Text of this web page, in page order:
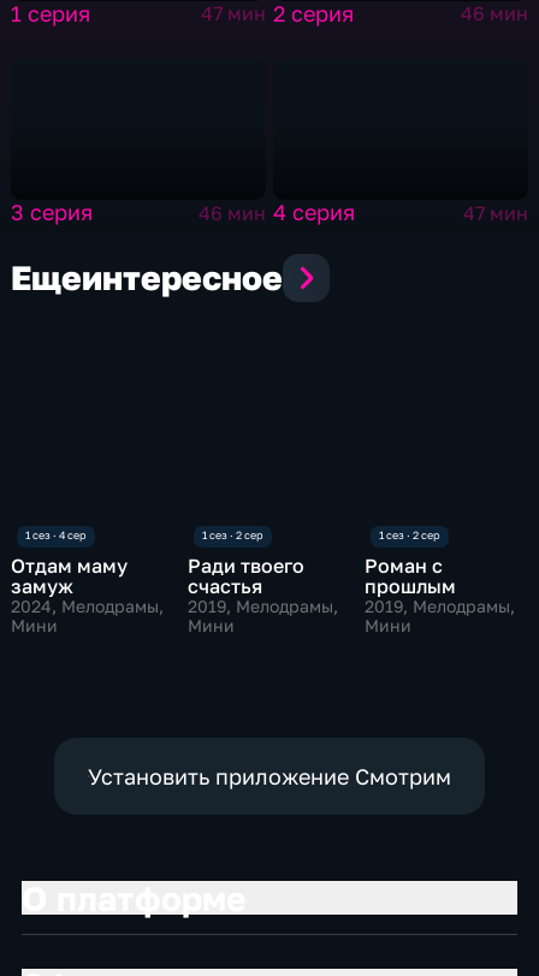
1 серия 47 мин 2 серия 46 мин
3 серия 46 мин 4 серия 47 мин
Ещеинтересное
Отдам маму
замуж
2024, Мелодрамы,
Мини
Ради твоего
счастья
2019, Мелодрамы,
Мини
Роман с
прошлым
2019, Мелодрамы,
Мини
Установить приложение Смотрим